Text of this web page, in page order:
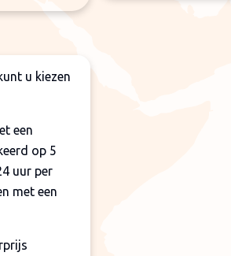
u kiezen
een
op 5
uur per
met een